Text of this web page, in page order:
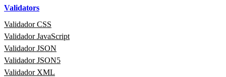
Validators
Validador CSS
Validador JavaScript
Validador JSON
Validador JSON5
Validador XML